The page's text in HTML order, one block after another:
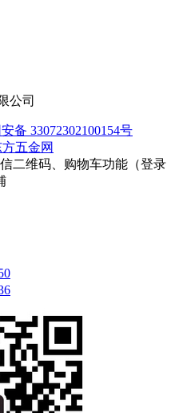
公司
备 33072302100154号
五金网
二维码、购物车功能（登录